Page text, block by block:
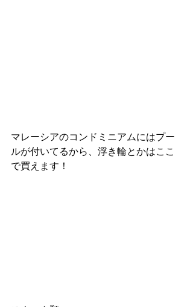
マレーシアのコンドミニアムにはプー
ルが付いてるから、浮き輪とかはここ
で買えます！